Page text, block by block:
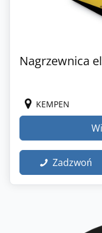
Nagrzewnica
KEMPEN
Zadzwoń